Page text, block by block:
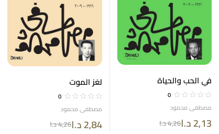
في الحب والحياة
0
مصطفى محمود
4,26د.ا 2,13د.ا
لغز الموت
0
مصطفى محمود
4,26د.ا 2,84د.ا